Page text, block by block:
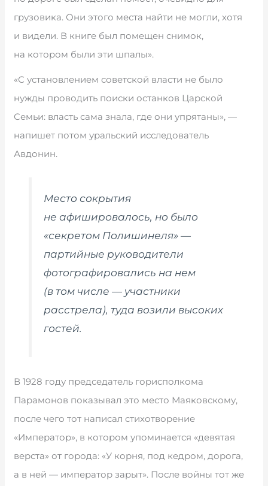
грузовика. Они этого места найти не могли, хотя
и видели. В книге был помещен снимок,
на котором были эти шпалы».
«С установлением советской власти не было
нужды проводить поиски останков Царской
Семьи: власть сама знала, где они упрятаны», —
напишет потом уральский исследователь
Авдонин.
Место сокрытия
не афишировалось, но было
«секретом Полишинеля» —
партийные руководители
фотографировались на нем
(в том числе — участники
расстрела), туда возили высоких
гостей.
В 1928 году председатель горисполкома
Парамонов показывал это место Маяковскому,
после чего тот написал стихотворение
«Император», в котором упоминается «девятая
верста» от города: «У корня, под кедром, дорога,
а в ней — император зарыт». После войны тот же